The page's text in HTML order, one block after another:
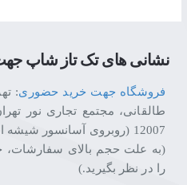
نشانی های تک تاز شاپ
فروشگاه جهت خرید حضوری:
طالقانی، مجتمع تجاری نور
12007 (روبروی آسانسور شیشه ای)
را در نظر بگیرید.)